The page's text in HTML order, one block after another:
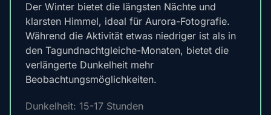
Der Winter bietet die längsten Nächte und
klarsten Himmel, ideal für Aurora-Fotografie.
Während die Aktivität etwas niedriger ist als in
den Tagundnachtgleiche-Monaten, bietet die
verlängerte Dunkelheit mehr
Beobachtungsmöglichkeiten.
Dunkelheit: 15-17 Stunden